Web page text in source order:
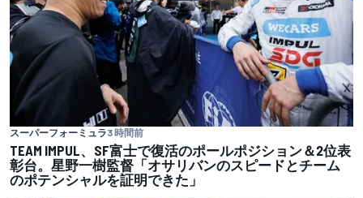
スーパーフォーミュラ3 時間前
TEAM IMPUL、SF富士で復活のポールポジション＆2位表
彰台。星野一樹監督「オサリバンのスピードとチーム
のポテンシャルを証明できた」